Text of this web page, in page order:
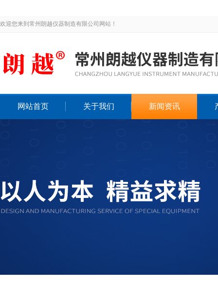
欢迎您来到常州朗越仪器制造有限公司网站！
网站首页 关于我们 新闻资讯